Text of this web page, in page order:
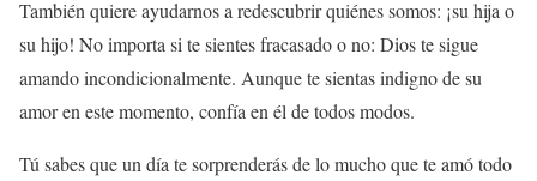
También quiere ayudarnos a redescubrir quiénes somos: ¡su hija o
su hijo! No importa si te sientes fracasado o no: Dios te sigue
amando incondicionalmente. Aunque te sientas indigno de su
amor en este momento, confía en él de todos modos.
Tú sabes que un día te sorprenderás de lo mucho que te amó todo